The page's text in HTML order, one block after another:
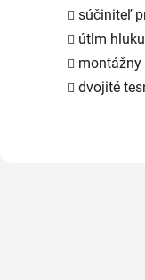
súčiniteľ
útlm
montážny
dvojité